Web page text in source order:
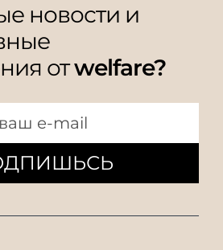
новости и
отwelfare?